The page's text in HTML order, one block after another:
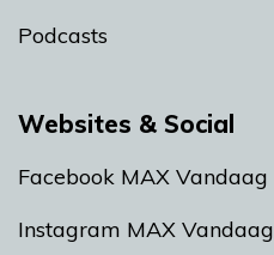
Podcasts
Websites & Social
Facebook MAX Vandaag
Instagram MAX Vandaag